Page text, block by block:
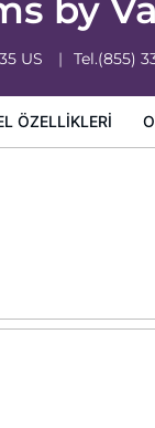
by
US Tel.(855)
ÖZELLIKLERI